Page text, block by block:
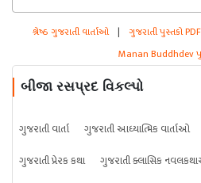
શ્રેષ્ઠ ગુજરાતી વાર્તાઓ | ગુજરાતી પુસ્તકો PDF
Manan Buddhdev
બીજા રસપ્રદ વિકલ્પો
ગુજરાતી વાર્તા ગુજરાતી આધ્યાત્મિક વાર્તાઓ
ગુજરાતી પ્રેરક કથા
ગુજરાતી ક્લાસિક